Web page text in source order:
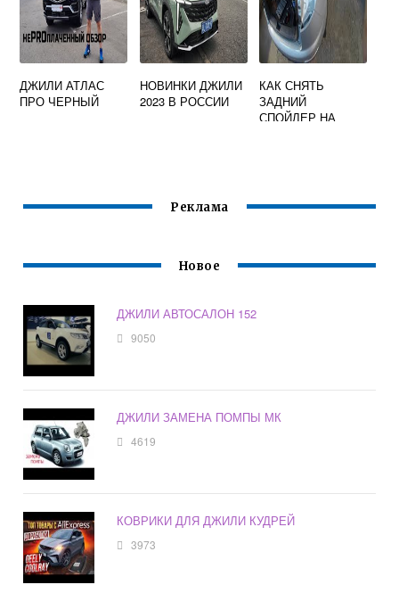
ДЖИЛИ АТЛАС
ПРО ЧЕРНЫЙ
НОВИНКИ ДЖИЛИ
2023 В РОССИИ
КАК СНЯТЬ
ЗАДНИЙ
СПОЙЛЕР НА
Реклама
Новое
ДЖИЛИ АВТОСАЛОН 152
9050
ДЖИЛИ ЗАМЕНА ПОМПЫ МК
4619
КОВРИКИ ДЛЯ ДЖИЛИ КУДРЕЙ
3973